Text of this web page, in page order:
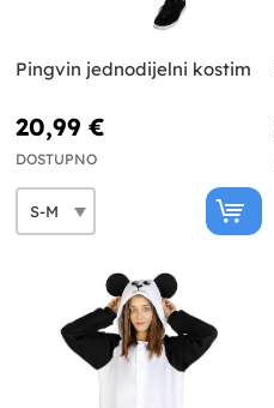
Pingvin jednodijelni kostim
20,99 €
DOSTUPNO